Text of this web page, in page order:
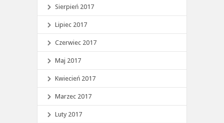
Sierpień 2017
Lipiec 2017
Czerwiec 2017
Maj 2017
Kwiecień 2017
Marzec 2017
Luty 2017